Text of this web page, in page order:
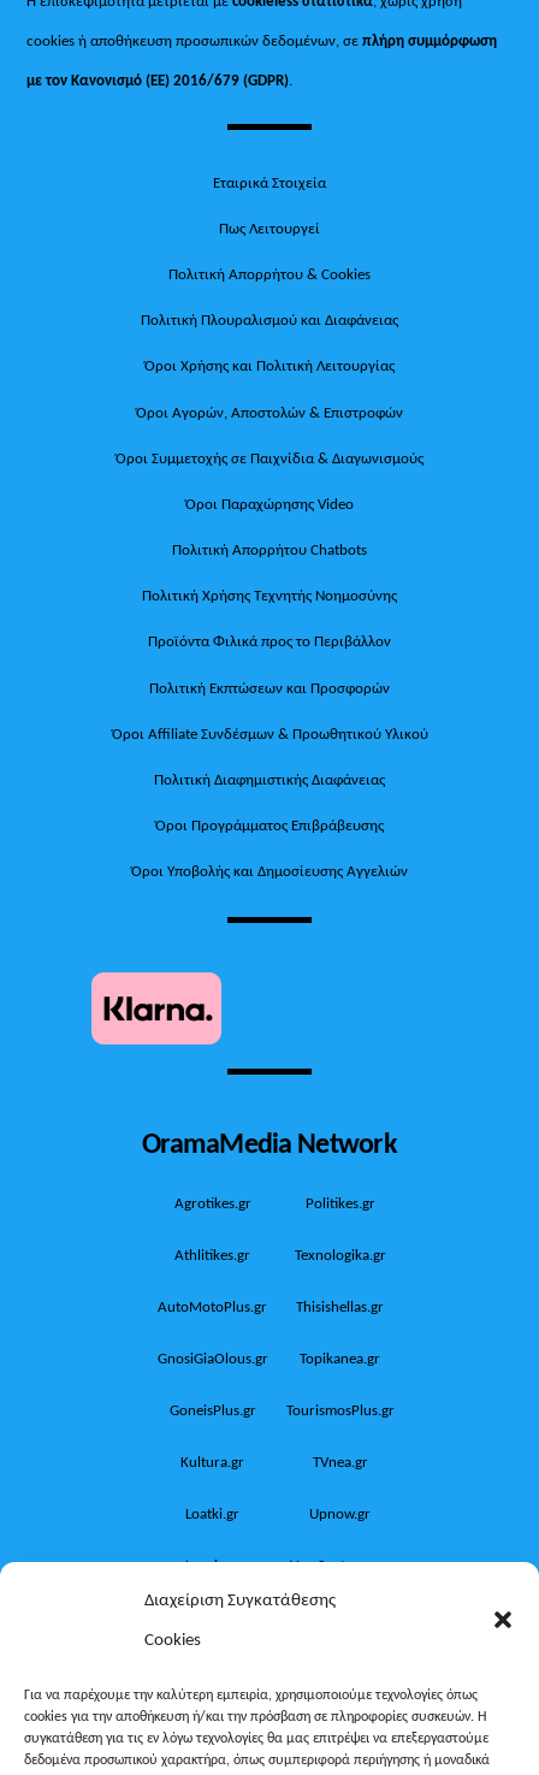
Διαχείριση Συγκατάθεσης
Cookies
Για να παρέχουμε την καλύτερη εμπειρία, χρησιμοποιούμε τεχνολογίες όπως
cookies για την αποθήκευση ή/και την πρόσβαση σε πληροφορίες συσκευών. Η
συγκατάθεση για τις εν λόγω τεχνολογίες θα μας επιτρέψει να επεξεργαστούμε
δεδομένα προσωπικού χαρακτήρα, όπως συμπεριφορά περιήγησης ή μοναδικά
cookies ή αποθήκευση προσωπικών δεδομένων, σεπλήρη συμμόρφωση
με τον Κανονισμό (ΕΕ) 2016/679 (GDPR).
Εταιρικά Στοιχεία
Πως Λειτουργεί
Πολιτική Απορρήτου & Cookies
Πολιτική Πλουραλισμού και Διαφάνειας
Όροι Χρήσης και Πολιτική Λειτουργίας
Όροι Αγορών, Αποστολών & Επιστροφών
Όροι Συμμετοχής σε Παιχνίδια & Διαγωνισμούς
Όροι Παραχώρησης Video
Πολιτική Απορρήτου Chatbots
Πολιτική Χρήσης Τεχνητής Νοημοσύνης
Προϊόντα Φιλικά προς το Περιβάλλον
Πολιτική Εκπτώσεων και Προσφορών
Όροι Affiliate Συνδέσμων & Προωθητικού Υλικού
Πολιτική Διαφημιστικής Διαφάνειας
Όροι Προγράμματος Επιβράβευσης
Όροι Υποβολής και Δημοσίευσης Αγγελιών
OramaMedia Network
Agrotikes.gr Politikes.gr
Athlitikes.gr Texnologika.gr
AutoMotoPlus.gr Thisishellas.gr
GnosiGiaOlous.gr Topikanea.gr
GoneisPlus.gr TourismosPlus.gr
Kultura.gr TVnea.gr
Loatki.gr Upnow.gr
Loveis.gr VresSyntages.gr
Oikotropia.gr ZoumeSpiti.gr